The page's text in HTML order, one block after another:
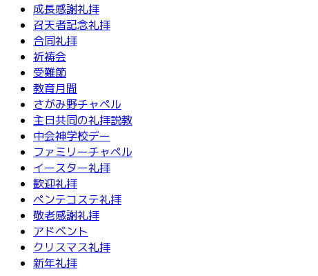
成長感謝礼拝
召天者記念礼拝
合同礼拝
祈祷会
受難節
教育月間
さがみ野チャペル
主日共同の礼拝説教
中会神学校デー
ファミリーチャペル
イースター礼拝
歓迎礼拝
ペンテコステ礼拝
敬老感謝礼拝
アドベント
クリスマス礼拝
新年礼拝